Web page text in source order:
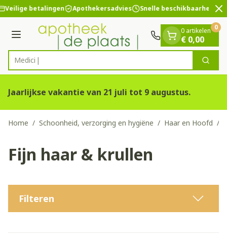
Ga naar de inhoud
2 van 2
Veilige betalingen Apothekersadvies Snelle beschikbaarheid
Menu
Product, merk, categorie... Zoek
0 artikelen
€ 0,00
0
Jaarlijkse vakantie van 21 juli tot 9 augustus.
Home / Schoonheid, verzorging en hygiëne / Haar en Hoofd /
Fijn haar & krullen
Filteren